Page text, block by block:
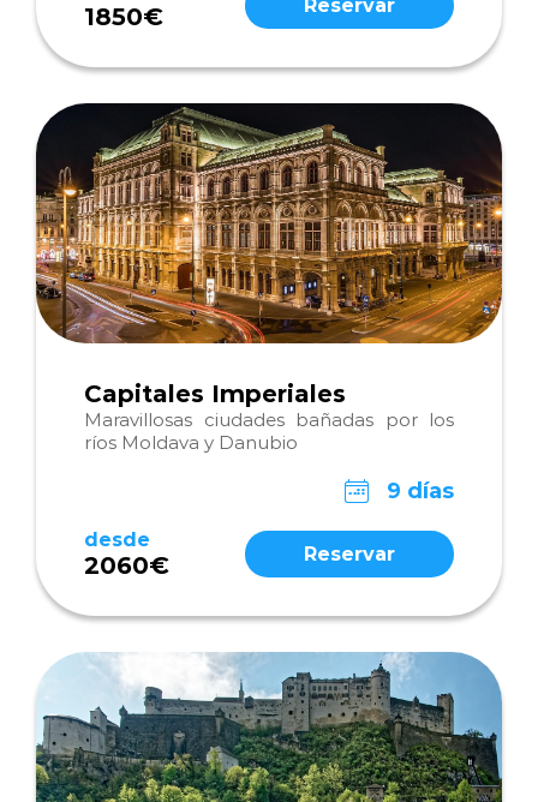
1850€ Reservar
Capitales Imperiales
Maravillosas ciudades bañadas por los
ríos Moldava y Danubio
9 días
desde
2060€ Reservar